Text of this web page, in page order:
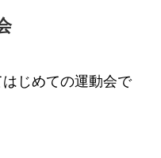
じめての運動会で